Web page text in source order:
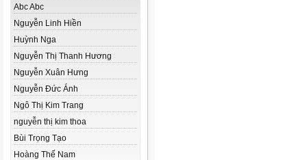
Abc Abc
Nguyễn Linh Hiền
Huỳnh Nga
Nguyễn Thị Thanh Hương
Nguyễn Xuân Hưng
Nguyễn Đức Ánh
Ngô Thị Kim Trang
nguyễn thị kim thoa
Bùi Trọng Tạo
Hoàng Thế Nam